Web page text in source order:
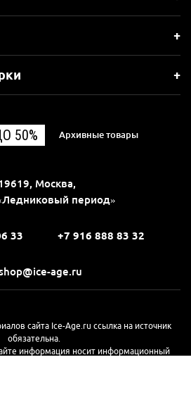
50% Архивные товары
Москва,
период»
33 +7 916 888 83 32
age.ru
сайта Ice-Age.ru ссылка на источник
обязательна.
информация носит информационный